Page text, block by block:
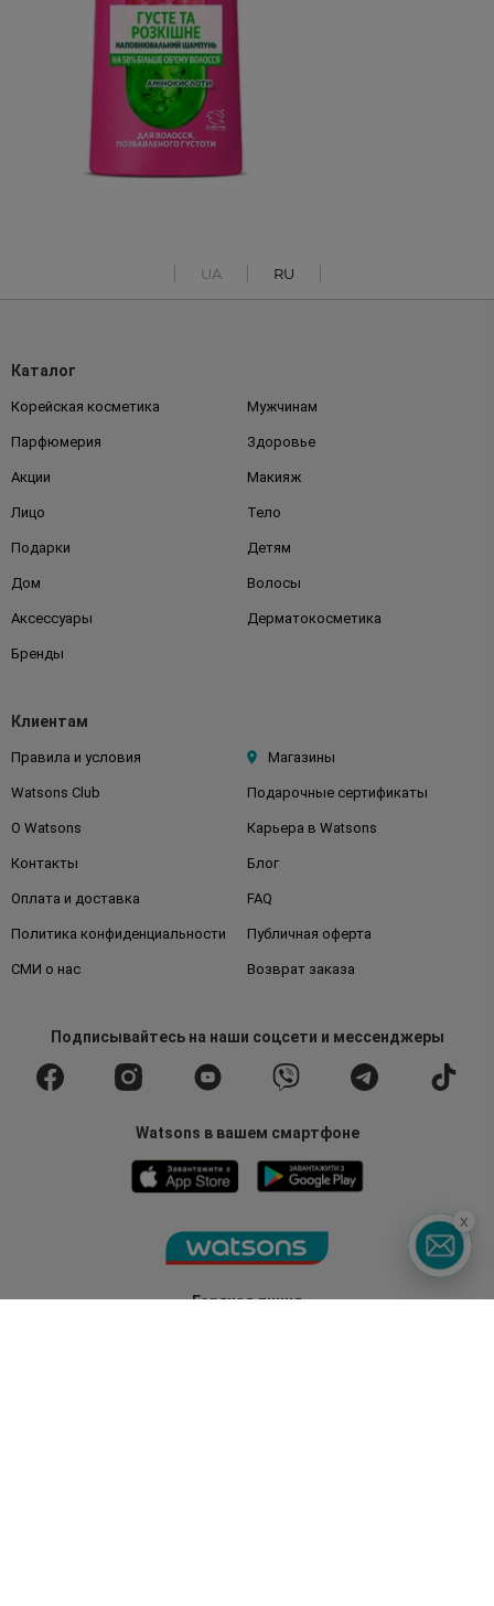
UA RU
Горячая линия
Каталог
Корейская косметика Мужчинам
Парфюмерия Здоровье
Акции Макияж
Лицо Тело
Подарки Детям
Дом Волосы
Аксессуары Дерматокосметика
Бренды
Клиентам
Правила и условия Магазины
Watsons Club Подарочные сертификаты
О Watsons Карьера в Watsons
Контакты Блог
Оплата и доставка FAQ
Политика конфиденциальности Публичная оферта
СМИ о нас Возврат заказа
Подписывайтесьна наши соцсети и мессенджеры
Watsons в вашем смартфоне
x